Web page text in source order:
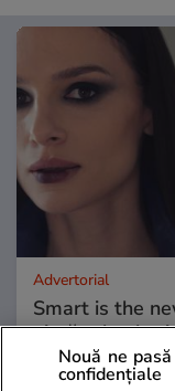
Advertorial
Smart is the
ajută
Nouă ne
confidențiale